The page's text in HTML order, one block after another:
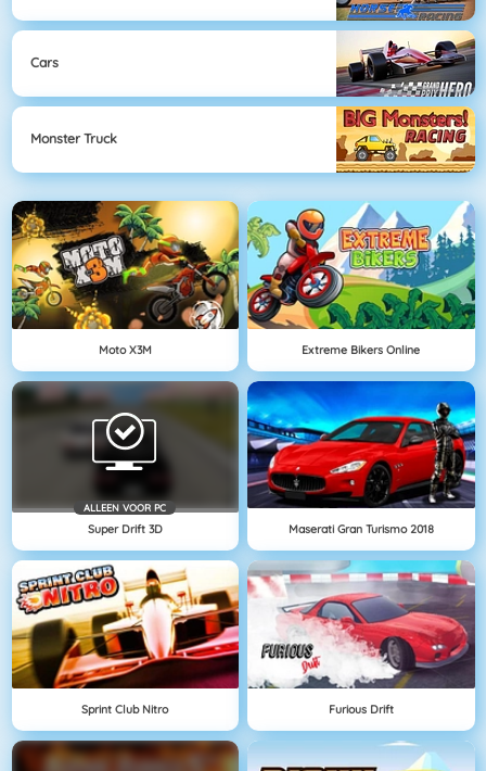
Cars
Monster Truck
Moto X3M Extreme Bikers Online
ALLEEN VOOR PC
Super Drift 3D Maserati Gran Turismo 2018
Sprint Club Nitro Furious Drift